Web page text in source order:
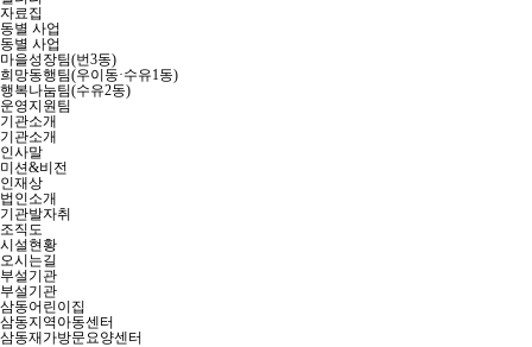
자료집
동별 사업
동별 사업
마을성장팀(번3동)
희망동행팀(우이동·수유1동)
행복나눔팀(수유2동)
운영지원팀
기관소개
기관소개
인사말
미션&비전
인재상
법인소개
기관발자취
조직도
시설현황
오시는길
부설기관
부설기관
삼동어린이집
삼동지역아동센터
삼동재가방문요양센터